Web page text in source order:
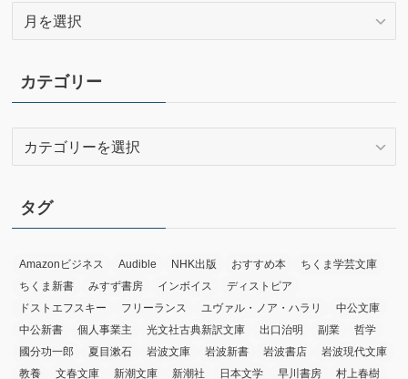
イ
ブ
カテゴリー
リ
ー
タグ
Amazonビジネス Audible NHK出版 おすすめ本
ちくま学芸文庫
ちくま新書
みすず書房 インボイス
ディストピア
ドストエフスキー
フリーランス ユヴァル・ノア・ハラリ
中公文庫
中公新書
個人事業主 光文社古典新訳文庫 出口治明 副業
哲学
國分功一郎
夏目漱石 岩波文庫 岩波新書 岩波書店
岩波現代文庫
教養
文春文庫 新潮文庫 新潮社 日本文学 早川書房 村上春樹